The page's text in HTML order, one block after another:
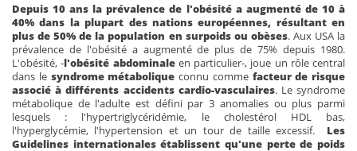
Depuis 10 ans la prévalence de l'obésité a augmenté de 10 à
40% dans la plupart des nations européennes, résultant en
plus de 50% de la population en surpoids ou obèses. Aux USA la
prévalence de l'obésité a augmenté de plus de 75% depuis 1980.
L'obésité, -l'obésité abdominaleen particulier-, joue un rôle central
dans le syndrome métabolique connu comme facteur de risque
associé à différents accidents cardio-vasculaires. Le syndrome
métabolique de l'adulte est défini par 3 anomalies ou plus parmi
lesquels : l'hypertriglycéridémie, le cholestérol HDL bas,
l'hyperglycémie, l'hypertension et un tour de taille excessif. Les
Guidelines internationales établissent qu'une perte de poids